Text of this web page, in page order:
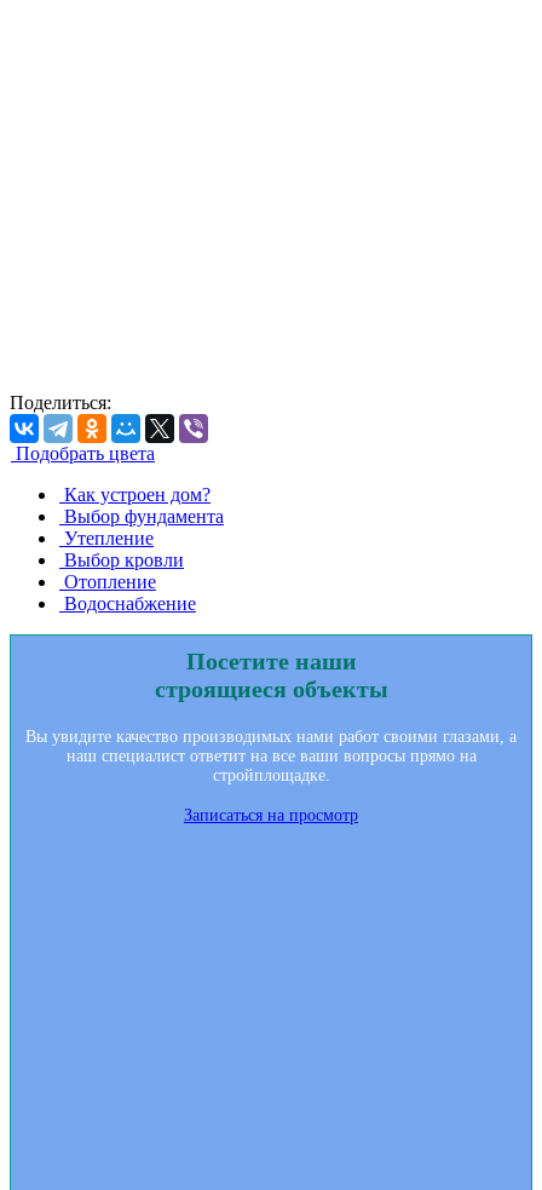
Поделиться:
Подобрать цвета
Как устроен дoм?
Выбор фундамента
Утепление
Выбор кровли
Отопление
Водоснабжение
Посетите наши
строящиеся объекты
Вы увидите качество производимых нами работ своими глазами, а
наш специалист ответит на все ваши вопросы прямо на
стройплощадке.
Записаться на просмотр